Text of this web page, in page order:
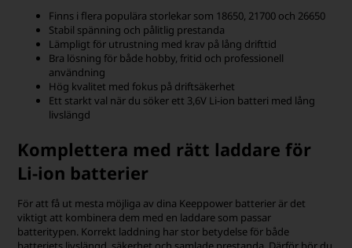
Finns i flera populära storlekar som 18650, 21700 och 26650
Stabil spänning och pålitlig prestanda
Lämpligt för utrustning med krav på lång drifttid
Bra lösning för både hobby, fritid och professionell
användning
Hög kvalitet med fokus på driftsäkerhet
Ett starkt val när du söker ett 3,6V Li-ion batteri med lång
livslängd
Komplettera med rätt laddare för
Li-ion batterier
För att få ut mesta möjliga av dina Keeppower batterier är det
viktigt att kombinera dem med en laddare som passar
batteritypen. Korrekt laddning har stor betydelse för både